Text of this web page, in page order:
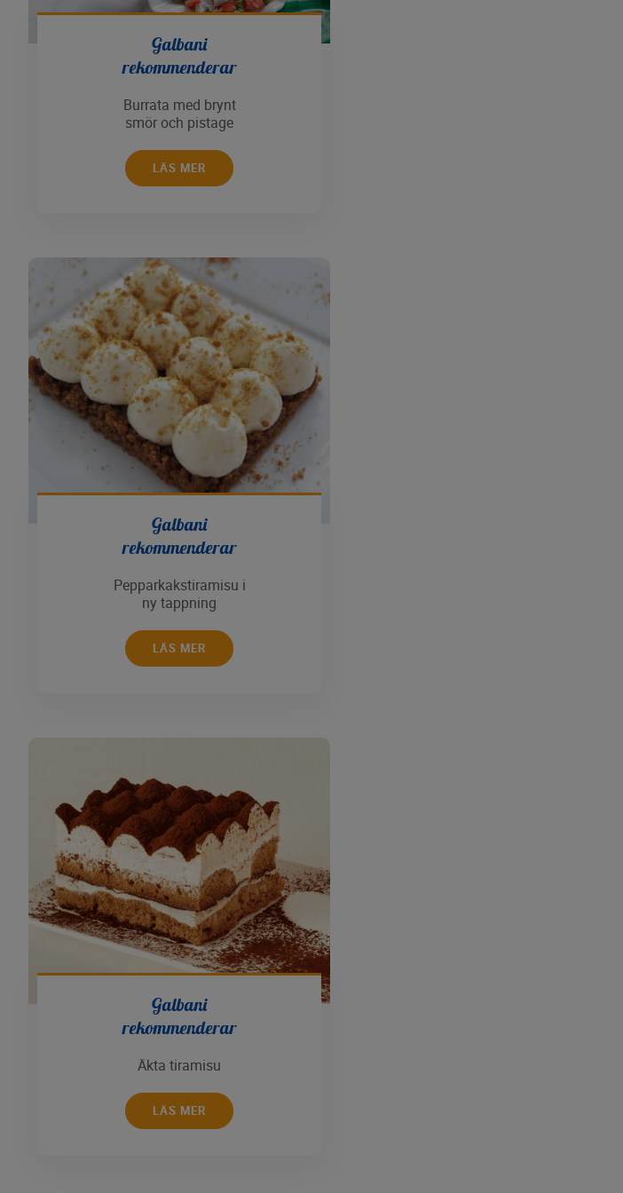
Galbani
rekommenderar
Burrata med brynt
smör och pistage
LÄS MER
Galbani
rekommenderar
Pepparkakstiramisu i
ny tappning
LÄS MER
Galbani
rekommenderar
Äkta tiramisu
LÄS MER